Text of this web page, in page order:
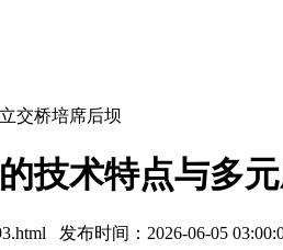
交桥培席后坝
技术特点与多
发布时间：2026-06-05